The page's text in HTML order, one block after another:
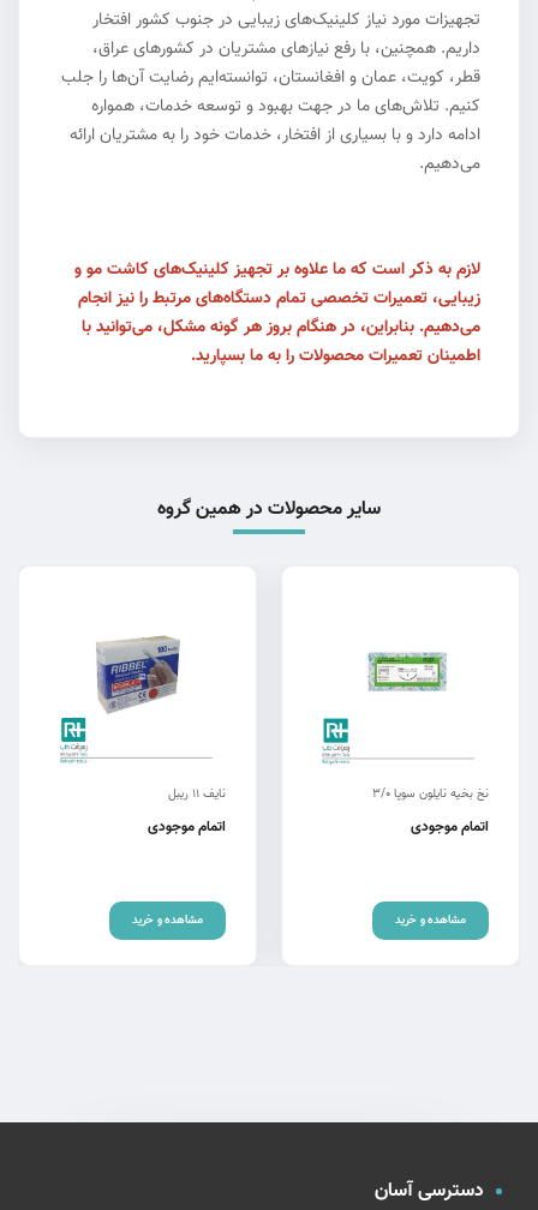
تجهیزات مورد نیاز کلینیک‌های زیبایی در جنوب کشور افتخار
داریم. همچنین، با رفع نیازهای مشتریان در کشورهای عراق،
قطر، کویت، عمان و افغانستان، توانسته‌ایم رضایت آن‌ها را جلب
کنیم. تلاش‌های ما در جهت بهبود و توسعه خدمات، همواره
ادامه دارد و با بسیاری از افتخار، خدمات خود را به مشتریان ارائه
می‌دهیم.
لازم به ذکر است که ما علاوه بر تجهیز کلینیک‌های کاشت مو و
زیبایی، تعمیرات تخصصی تمام دستگاه‌های مرتبط را نیز انجام
می‌دهیم. بنابراین، در هنگام بروز هر گونه مشکل، می‌توانید با
اطمینان تعمیرات محصولات را به ما بسپارید.
سایر محصولات در همین گروه
نخ بخیه نایلون سوپا 3/0
اتمام موجودی
مشاهده و خرید
نایف 11 ریبل
اتمام موجودی
مشاهده و خرید
دسترسی آسان